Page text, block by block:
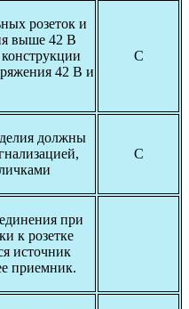
розеток и
выше 42 В
42 В и
С
должны
С
при
к розетке
источник
приемник.